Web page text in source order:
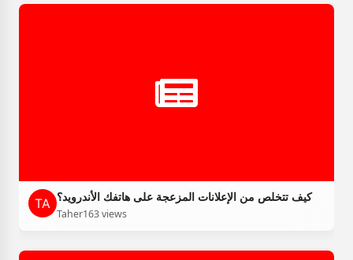
كيف تتخلص من الإعلانات المزعجة على هاتفك الأندرويد؟
Taher163 views